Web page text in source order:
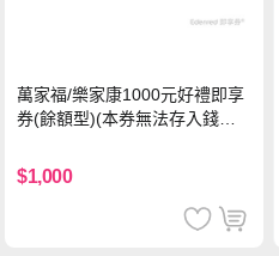
萬家福/樂家康1000元好禮即享
券(餘額型)(本券無法存入錢包
$1,000